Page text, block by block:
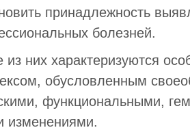
принадлежность
болезней.
них характеризуются
обусловленным
функциональными,
изменениями.